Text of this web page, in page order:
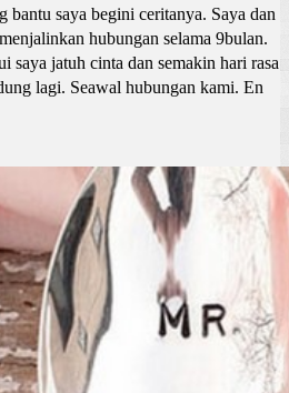
bantu saya begini ceritanya. Saya dan
hubungan selama 9bulan.
saya jatuh cinta dan semakin hari rasa
lagi. Seawal hubungan kami. En